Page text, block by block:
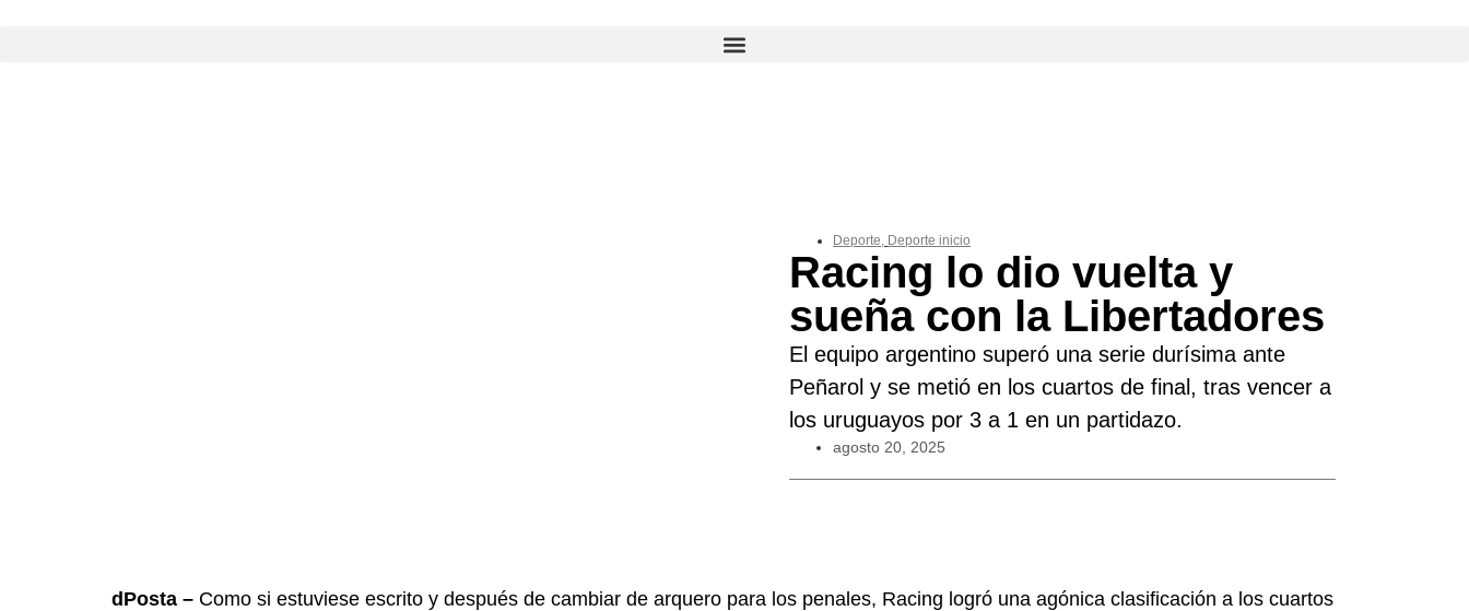
Deporte, Deporte inicio
Racing lo dio vuelta y
sueña con la Libertadores
El equipo argentino superó una serie durísima ante
Peñarol y se metió en los cuartos de final, tras vencer a
los uruguayos por 3 a 1 en un partidazo.
agosto 20, 2025
dPosta – Como si estuviese escrito y después de cambiar de arquero para los penales, Racing logró una agónica clasificación a los cuartos